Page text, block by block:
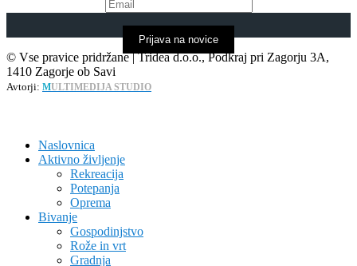
Prijava na novice
© Vse pravice pridržane | Tridea d.o.o., Podkraj pri Zagorju 3A,
1410 Zagorje ob Savi
Avtorji: MULTIMEDIJA STUDIO
Naslovnica
Aktivno življenje
Rekreacija
Potepanja
Oprema
Bivanje
Gospodinjstvo
Rože in vrt
Gradnja